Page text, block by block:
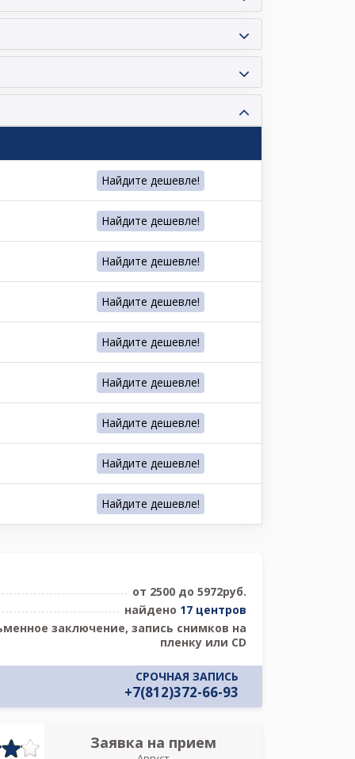
Найдите дешевле!
Найдите дешевле!
Найдите дешевле!
Найдите дешевле!
Найдите дешевле!
Найдите дешевле!
Найдите дешевле!
Найдите дешевле!
Найдите дешевле!
от 2500 до 5972руб.
найдено 17 центров
заключение, запись снимков на
пленку или CD
СРОЧНАЯ ЗАПИСЬ
+7(812)372-66-93
Заявка на прием